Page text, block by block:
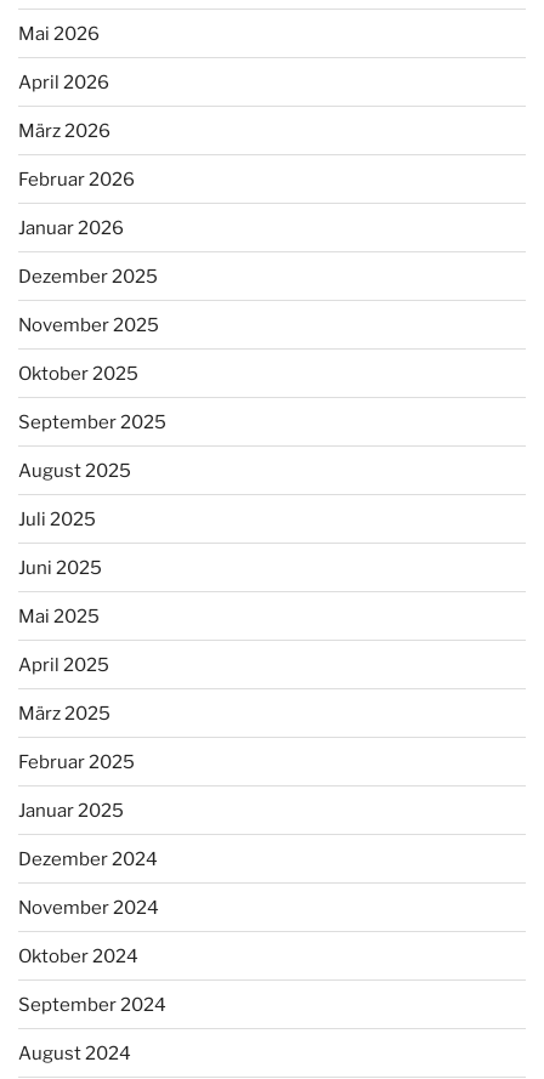
Mai 2026
April 2026
März 2026
Februar 2026
Januar 2026
Dezember 2025
November 2025
Oktober 2025
September 2025
August 2025
Juli 2025
Juni 2025
Mai 2025
April 2025
März 2025
Februar 2025
Januar 2025
Dezember 2024
November 2024
Oktober 2024
September 2024
August 2024